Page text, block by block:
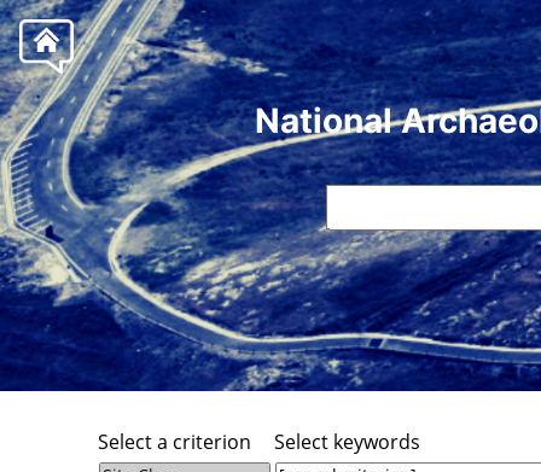
National
Select a criterion Select keywords